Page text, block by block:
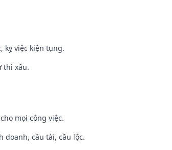
kỵ việc kiện tụng.
thì xấu.
mọi công việc.
doanh, cầu tài, cầu lộc.